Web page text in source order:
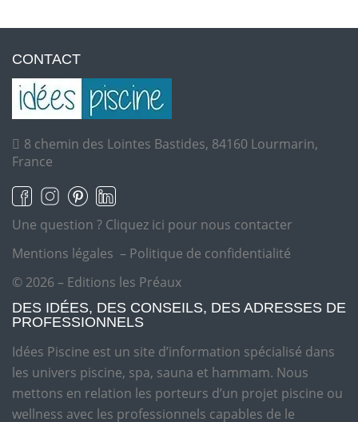
CONTACT
8 chemin des Lointes Bastides, 84160 Lourmarin,
France
Une question ? Cliquez ici pour nous contacter
Mentions légales – Politique de confidentialité
© 2026 – Editions les Préaux
DES IDÉES, DES CONSEILS, DES ADRESSES DE
PROFESSIONNELS
Idées Piscine est un site d’information spécialisé dans
les univers piscine, spa, sauna et hammam. Nous
mettons en relation les porteurs d’un projet piscine ou
wellness avec les professionnels capables de le